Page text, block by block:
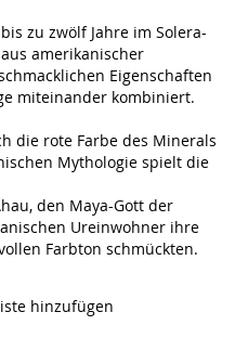
zu zwölf Jahre im Solera-
amerikanischer
Eigenschaften
miteinander kombiniert.
die rote Farbe des Minerals
Mythologie spielt die
den Maya-Gott der
Ureinwohner ihre
Farbton schmückten.
hinzufügen